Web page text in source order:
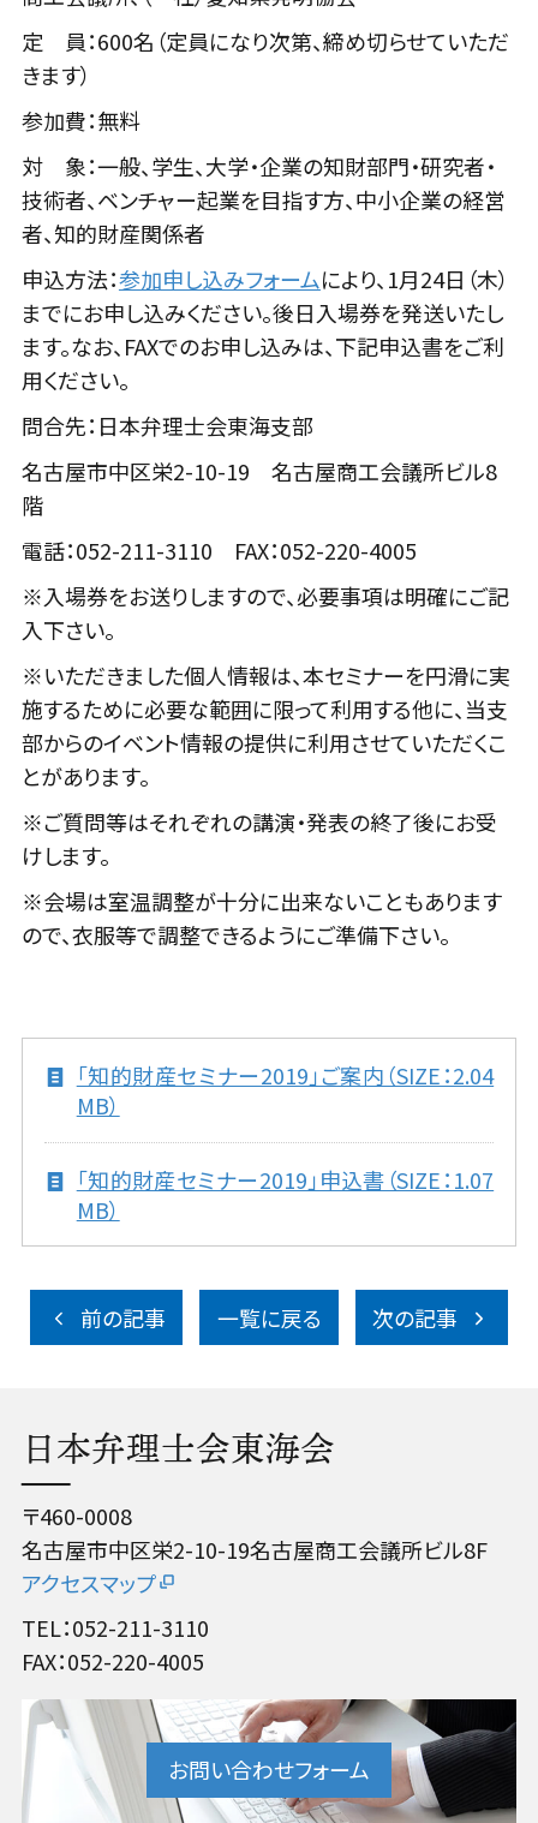
定 員：600名（定員になり次第、締め切らせていただ
きます）
参加費：無料
対 象：一般、学生、大学・企業の知財部門・研究者・
技術者、ベンチャー起業を目指す方、中小企業の経営
者、知的財産関係者
申込方法：参加申し込みフォームにより、1月24日（木）
までにお申し込みください。後日入場券を発送いたし
ます。なお、FAXでのお申し込みは、下記申込書をご利
用ください。
問合先：日本弁理士会東海支部
名古屋市中区栄2-10-19 名古屋商工会議所ビル8
階
電話：052-211-3110 FAX：052-220-4005
※入場券をお送りしますので、必要事項は明確にご記
入下さい。
※いただきました個人情報は、本セミナーを円滑に実
施するために必要な範囲に限って利用する他に、当支
部からのイベント情報の提供に利用させていただくこ
とがあります。
※ご質問等はそれぞれの講演・発表の終了後にお受
けします。
※会場は室温調整が十分に出来ないこともあります
ので、衣服等で調整できるようにご準備下さい。
「知的財産セミナー2019」ご案内（SIZE：2.04
MB）
「知的財産セミナー2019」申込書（SIZE：1.07
MB）
前の記事 一覧に戻る 次の記事
日本弁理士会東海会
〒460-0008
名古屋市中区栄2-10-19名古屋商工会議所ビル8F
アクセスマップ
TEL：052-211-3110
FAX：052-220-4005
お問い合わせフォーム